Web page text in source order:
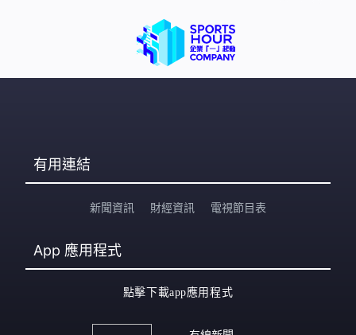
有用連結
新聞資訊 財經資訊 電視節目表
App 應用程式
點擊下載app應用程式